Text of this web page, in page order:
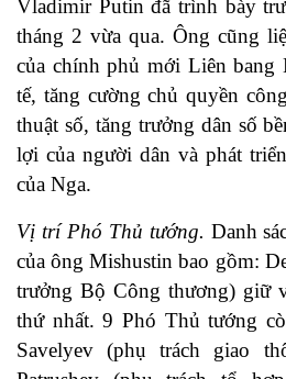
Vladimir Putin đã trình bày
tháng 2 vừa qua. Ông cũng
của chính phủ mới Liên bang
tế, tăng cường chủ quyền
thuật số, tăng trưởng dân số
lợi của người dân và phát
của Nga.
Vị trí Phó Thủ tướng. Danh
của ông Mishustin bao gồm:
trưởng Bộ Công thương) giữ
thứ nhất. 9 Phó Thủ tướng
Savelyev (phụ trách giao